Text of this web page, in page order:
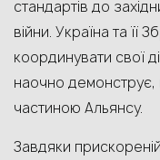
стандартів до
війни. Україна та її
координувати свої
наочно демонструє,
частиною Альянсу.
Завдяки